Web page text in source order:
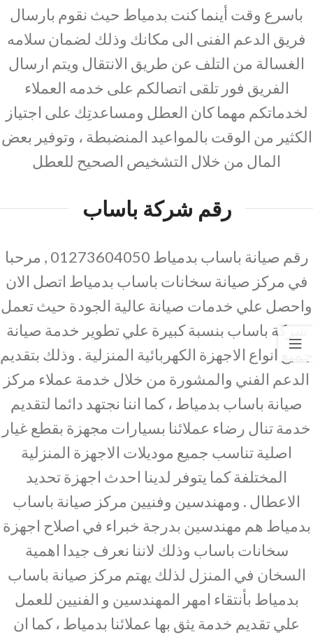
باسرع وقت أينما كنت بدمياط حيث نقوم بارسال
فريق الدعم الفنى الى مكانك وذلك لضمان سلامه
الغسالة من التلف عن طريق الانتقال ويتم ارسال
الفريق فور تلقى اتصالكم على خدمه العملاء
لخدماتكم مهما كان العطل ومساعدتِك على اجتياز
الكثير من الوقت بالمواعيد المنضبطة ، وتوفير بعض
المال من خلال التشخيص الصحيح للعطل
رقم شركة باساب
رقم صيانة باساب بدمياط 01273604050 , مرحبا
في مركز صيانة سخانات باساب بدمياط اتصل الان
واحصل علي خدمات صيانة عالية الجودة حيث تعمل
شركة باساب بنسبة كبيرة علي تطوير خدمة صيانة
جميع انواع الاجهزة الكهربائية المنزلية . وذلك بتقديم
الدعم الفني والمشورة من خلال خدمة عملاء مركز
صيانة باساب بدمياط ، كما اننا نجتهد دائما لتقديم
خدمة تنال رضاء عملائنا بسيارات مجهزة بقطع غيار
اصلية تناسب جميع موديلات الاجهزة المنزلية
المختلفة كما يتوفر لدينا احدث اجهزة تحديد
الاعطال . ومهندسين وفنيين مركز صيانة باساب
بدمياط هم مهندسين بدرجة خبراء في اصلاح اجهزة
سخانات باساب وذلك لاننا نعرف جيدا اهمية
السخان في المنزل لذلك يهتم مركز صيانة باساب
بدمياط بأنتقاء امهر المهندسين و الفنيين للعمل
علي تقديم خدمة يثق بها عملائنا بدمياط ، كما ان